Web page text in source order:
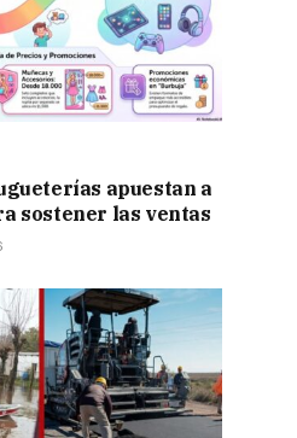
apuestan a
sostener las ventas